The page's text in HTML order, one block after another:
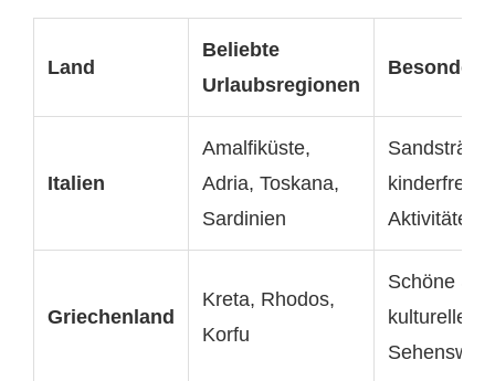
Land
Beliebte
Urlaubsregionen
Italien
Amalfiküste,
Adria, Toskana,
Sardinien
Aktivitäten
Griechenland
Kreta, Rhodos,
Korfu
Schöne
kulturelle